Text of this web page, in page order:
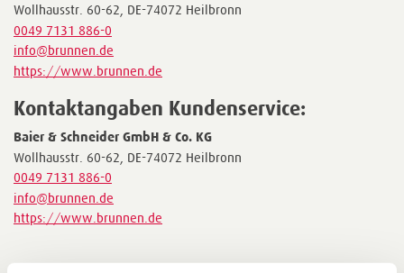
Wollhausstr. 60-62, DE-74072 Heilbronn
0049 7131 886-0
info@brunnen.de
https://www.brunnen.de
Kontaktangaben Kundenservice:
Baier & Schneider GmbH & Co. KG
Wollhausstr. 60-62, DE-74072 Heilbronn
0049 7131 886-0
info@brunnen.de
https://www.brunnen.de